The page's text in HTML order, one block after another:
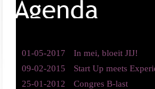
01-05-2017
In mei, bloeit JIJ!
09-02-2015
Start Up meets
25-01-2012
Congres B-last